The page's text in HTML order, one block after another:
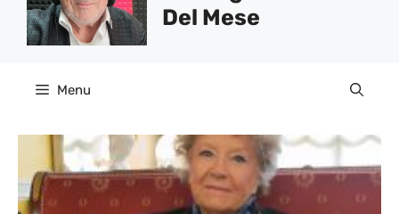
Del Mese
Menu